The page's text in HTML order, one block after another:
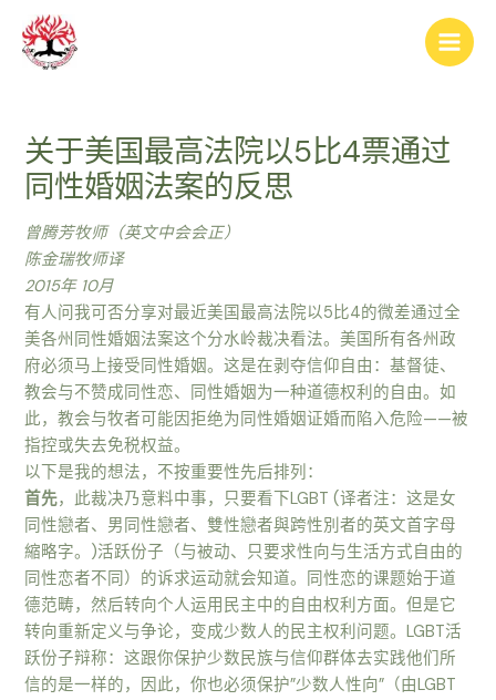
Main
关于美国最高法院以5比4票通过
同性婚姻法案的反思
曾腾芳牧师（英文中会会正）
陈金瑞牧师译
2015年 10月
有人问我可否分享对最近美国最高法院以5比4的微差通过全
美各州同性婚姻法案这个分水岭裁决看法。美国所有各州政
府必须马上接受同性婚姻。这是在剥夺信仰自由：基督徒、
教会与不赞成同性恋、同性婚姻为一种道德权利的自由。如
此，教会与牧者可能因拒绝为同性婚姻证婚而陷入危险——被
指控或失去免税权益。
以下是我的想法，不按重要性先后排列：
首先，此裁决乃意料中事，只要看下LGBT (译者注：这是女
同性戀者、男同性戀者、雙性戀者與跨性別者的英文首字母
縮略字。)活跃份子（与被动、只要求性向与生活方式自由的
同性恋者不同）的诉求运动就会知道。同性恋的课题始于道
德范畴，然后转向个人运用民主中的自由权利方面。但是它
转向重新定义与争论，变成少数人的民主权利问题。LGBT活
跃份子辩称：这跟你保护少数民族与信仰群体去实践他们所
信的是一样的，因此，你也必须保护”少数人性向”（由LGBT
navigation